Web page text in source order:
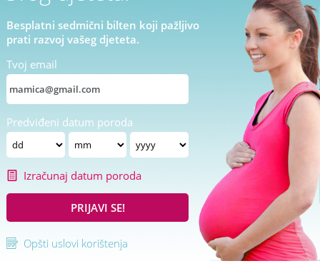
Besplatni sedmični bilten koji pažljivo
prati razvoj vašeg djeteta.
Tvoj email
Predviđeni datum poroda
Izračunaj datum poroda
PRIJAVI SE!
Opšti uslovi korištenja